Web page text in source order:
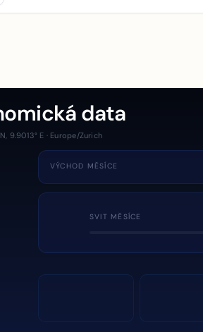
data
9.9013° E · Europe/Zurich
VÝCHOD MĚSÍCE
SVIT MĚSÍCE